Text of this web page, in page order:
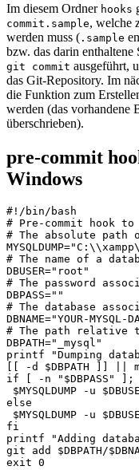
Im diesem Ordner hooks
commit.sample, welche
werden muss ( .sample
bzw. das darin
git commit ausgeführt,
das Git-Repository. Im
die Funktion zum
werden (das vorhandene
überschrieben).
pre-commit
Windows
#!/bin/bash
# Pre-commit hook
# The absolute path
# The name of a
DBUSER="root"
# The password
DBPASS=""
# The database
DBNAME="YOUR-MYSQL-
# The path relative
DBPATH="_mysql"
printf "Dumping
[[ -d $DBPATH ]] ||
if [ -n "$DBPASS" ];
$MYSQLDUMP -u
else
$MYSQLDUMP -u
fi
printf "Adding
git add $DBPATH/
exit 0